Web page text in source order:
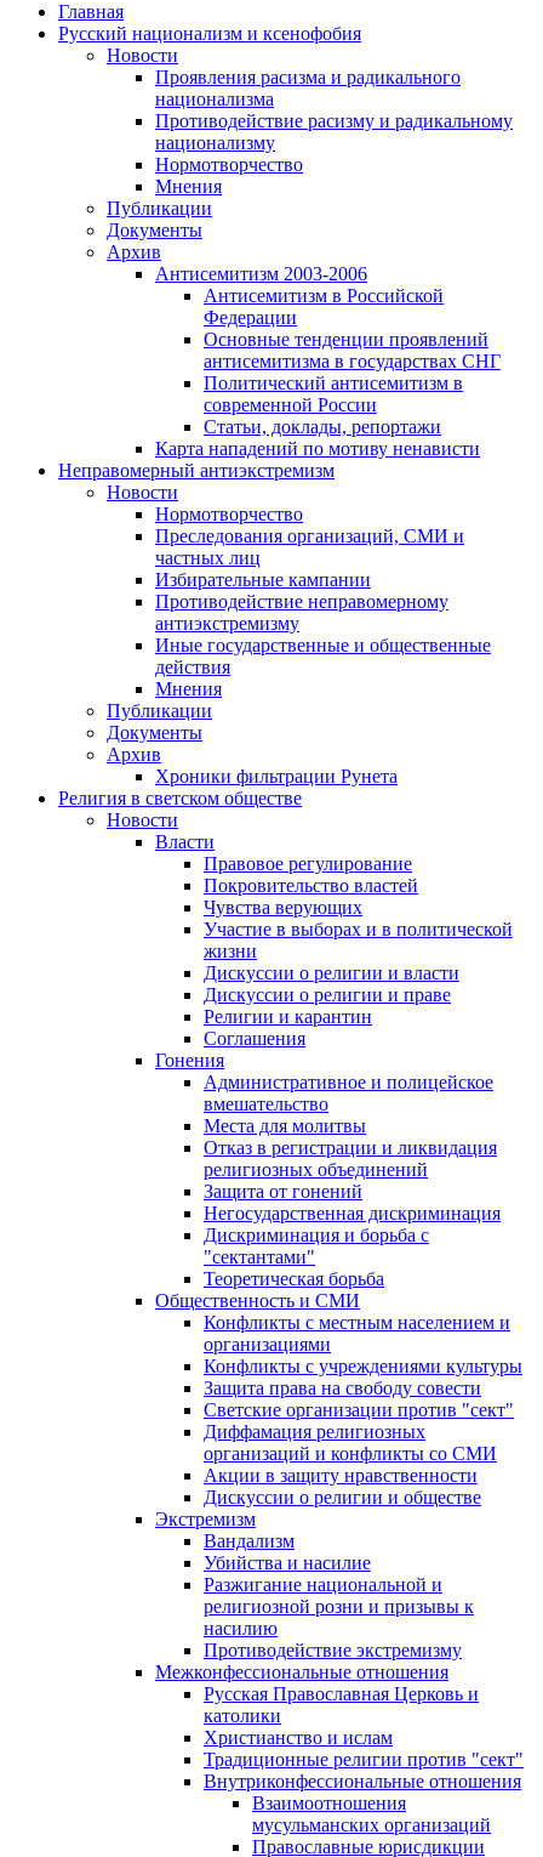
Главная
Русский национализм и ксенофобия
Новости
Проявления расизма и радикального
национализма
Противодействие расизму и радикальному
национализму
Нормотворчество
Мнения
Публикации
Документы
Архив
Антисемитизм 2003-2006
Антисемитизм в Российской
Федерации
Основные тенденции проявлений
антисемитизма в государствах СНГ
Политический антисемитизм в
современной России
Статьи, доклады, репортажи
Карта нападений по мотиву ненависти
Неправомерный антиэкстремизм
Новости
Нормотворчество
Преследования организаций, СМИ и
частных лиц
Избирательные кампании
Противодействие неправомерному
антиэкстремизму
Иные государственные и общественные
действия
Мнения
Публикации
Документы
Архив
Хроники фильтрации Рунета
Религия в светском обществе
Новости
Власти
Правовое регулирование
Покровительство властей
Чувства верующих
Участие в выборах и в политической
жизни
Дискуссии о религии и власти
Дискуссии о религии и праве
Религии и карантин
Соглашения
Гонения
Административное и полицейское
вмешательство
Места для молитвы
Отказ в регистрации и ликвидация
религиозных объединений
Защита от гонений
Негосударственная дискриминация
Дискриминация и борьба с
"сектантами"
Теоретическая борьба
Общественность и СМИ
Конфликты с местным населением и
организациями
Конфликты с учреждениями культуры
Защита права на свободу совести
Светские организации против "сект"
Диффамация религиозных
организаций и конфликты со СМИ
Акции в защиту нравственности
Дискуссии о религии и обществе
Экстремизм
Вандализм
Убийства и насилие
Разжигание национальной и
религиозной розни и призывы к
насилию
Противодействие экстремизму
Межконфессиональные отношения
Русская Православная Церковь и
католики
Христианство и ислам
Традиционные религии против "сект"
Внутриконфессиональные отношения
Взаимоотношения
мусульманских организаций
Православные юрисдикции